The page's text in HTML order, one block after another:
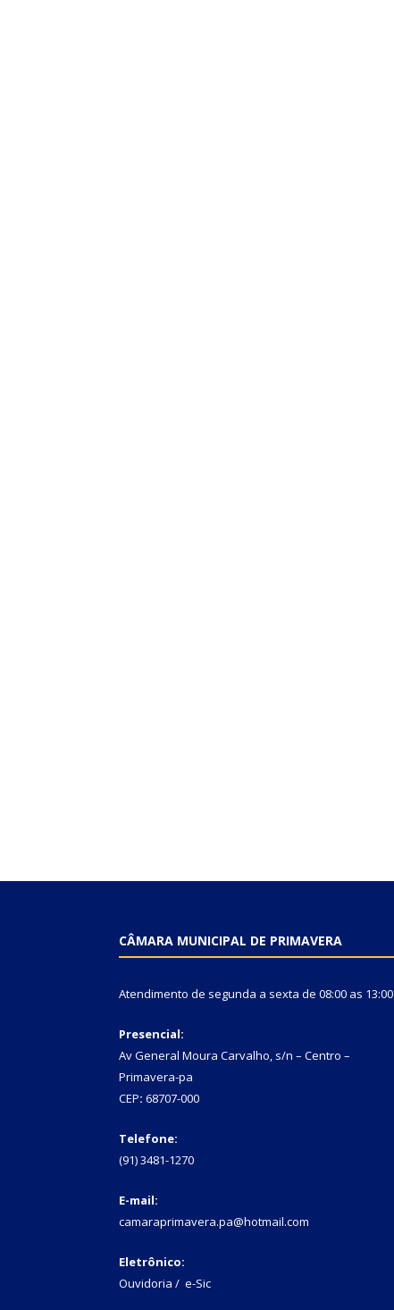
CÂMARA MUNICIPAL DE PRIMAVERA
Atendimento de segunda a sexta de 08:00 as 13:00
Presencial:
Av General Moura Carvalho, s/n – Centro –
Primavera-pa
CEP: 68707-000
Telefone:
(91) 3481-1270
E-mail:
camaraprimavera.pa@hotmail.com
Eletrônico:
Ouvidoria / e-Sic